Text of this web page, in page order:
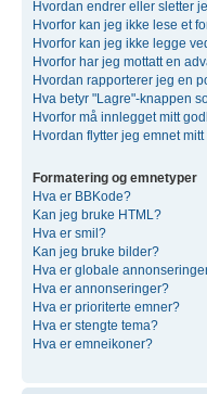
Hvordan endrer eller sletter
Hvorfor kan jeg ikke lese et
Hvorfor kan jeg ikke legge
Hvorfor har jeg mottatt en
Hvordan rapporterer jeg en
Hva betyr "Lagre"-knappen
Hvorfor må innlegget mitt
Hvordan flytter jeg emnet
Formatering og emnetyper
Hva er BBKode?
Kan jeg bruke HTML?
Hva er smil?
Kan jeg bruke bilder?
Hva er globale
Hva er annonseringer?
Hva er prioriterte emner?
Hva er stengte tema?
Hva er emneikoner?